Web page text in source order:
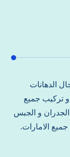
الدهانات
و تركيب جميع
الجدران و الجبس
الامارات.